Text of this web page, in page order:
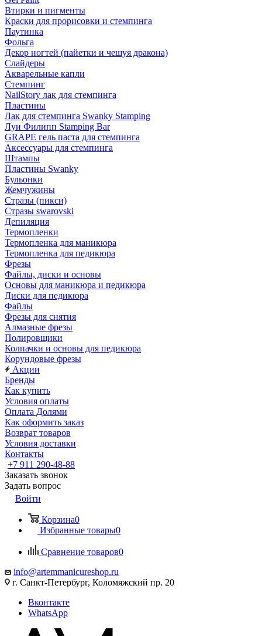
Втирки и пигменты
Краски для прорисовки и стемпинга
Паутинка
Фольга
Декор ногтей (пайетки и чешуя дракона)
Слайдеры
Акварельные капли
Стемпинг
NailStory лак для стемпинга
Пластины
Лак для стемпинга Swanky Stamping
Луи Филипп Stamping Bar
GRAPE гель паста для стемпинга
Аксессуары для стемпинга
Штампы
Пластины Swanky
Бульонки
Жемчужины
Стразы (пикси)
Cтразы swarovski
Депиляция
Термопленки
Термопленка для маникюра
Термопленка для педикюра
Фрезы
Файлы, диски и основы
Основы для маникюра и педикюра
Диски для педикюра
Файлы
Фрезы для снятия
Алмазные фрезы
Полировщики
Колпачки и основы для педикюра
Корундовые фрезы
Акции
Бренды
Как купить
Условия оплаты
Оплата Долями
Как оформить заказ
Возврат товаров
Условия доставки
Контакты
+7 911 290-48-88
Заказать звонок
Задать вопрос
Войти
Корзина0
Избранные товары0
Сравнение товаров0
info@artemmanicureshop.ru
г. Санкт-Петербург, Коломяжский пр. 20
Вконтакте
WhatsApp